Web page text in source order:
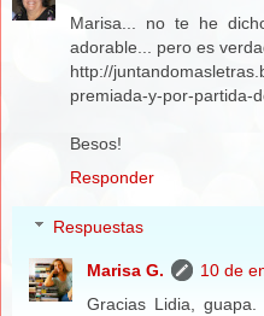
Marisa... no te he
adorable... pero es
http://
premiada-y-por-partida-
Besos!
Responder
Respuestas
Marisa G.
10 de
Gracias Lidia,